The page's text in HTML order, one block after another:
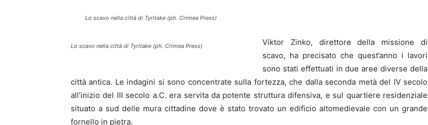
Lo scavo nella città di Tyritake (ph. Crimea Press)
Lo scavo nella città di Tyritake (ph. Crimea Press)
Viktor Zinko, direttore della missione di
scavo, ha precisato che quest’anno i lavori
sono stati effettuati in due aree diverse della
città antica. Le indagini si sono concentrate sulla fortezza, che dalla seconda metà del IV secolo
all’inizio del III secolo a.C. era servita da potente struttura difensiva, e sul quartiere residenziale
situato a sud delle mura cittadine dove è stato trovato un edificio altomedievale con un grande
fornello in pietra.